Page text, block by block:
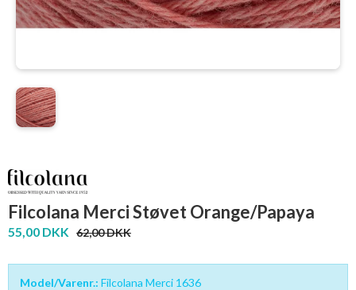
Filcolana Merci Støvet Orange/Papaya
55,00 DKK 62,00 DKK
Model/Varenr.: Filcolana Merci 1636